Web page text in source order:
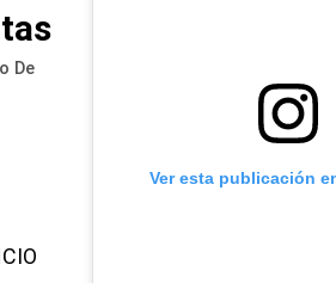
De
Ver esta publicación